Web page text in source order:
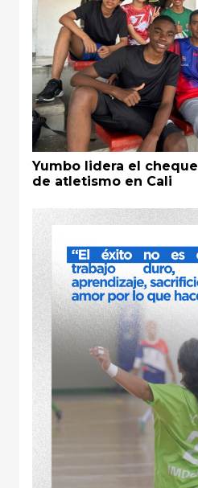
Yumbo lidera el
de atletismo en Cali